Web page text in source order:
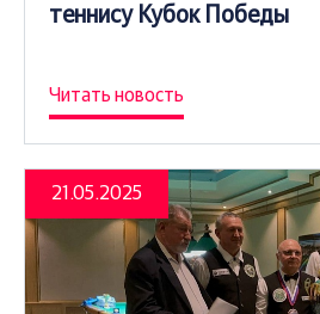
теннису Кубок Победы
Читать новость
21.05.2025